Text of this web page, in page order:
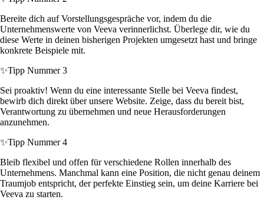
Bereite dich auf Vorstellungsgespräche vor, indem du die
Unternehmenswerte von Veeva verinnerlichst. Überlege dir, wie du
diese Werte in deinen bisherigen Projekten umgesetzt hast und bringe
konkrete Beispiele mit.
✨Tipp Nummer 3
Sei proaktiv! Wenn du eine interessante Stelle bei Veeva findest,
bewirb dich direkt über unsere Website. Zeige, dass du bereit bist,
Verantwortung zu übernehmen und neue Herausforderungen
anzunehmen.
✨Tipp Nummer 4
Bleib flexibel und offen für verschiedene Rollen innerhalb des
Unternehmens. Manchmal kann eine Position, die nicht genau deinem
Traumjob entspricht, der perfekte Einstieg sein, um deine Karriere bei
Veeva zu starten.